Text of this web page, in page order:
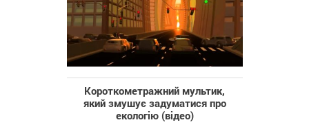
Короткометражний мультик,
який змушує задуматися про
екологію (відео)